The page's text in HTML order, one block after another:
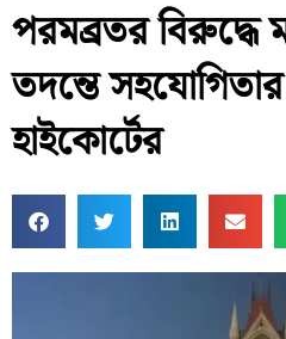
ফুল চাষ
পরমব্রতর বিরুদ্ধে
তদন্তে সহযোগিতার
হাইকোর্টের